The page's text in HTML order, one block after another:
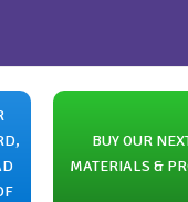
BUY OUR
MATERIALS &